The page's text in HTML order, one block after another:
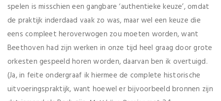
spelen is misschien een gangbare ‘authentieke keuze’, omdat
de praktijk inderdaad vaak zo was, maar wel een keuze die
eens compleet heroverwogen zou moeten worden, want
Beethoven had zijn werken in onze tijd heel graag door grote
orkesten gespeeld horen worden, daarvan ben ik overtuigd.
(Ja, in feite ondergraaf ik hiermee de complete historische
uitvoeringspraktijk, want hoewel er bijvoorbeeld bronnen zijn